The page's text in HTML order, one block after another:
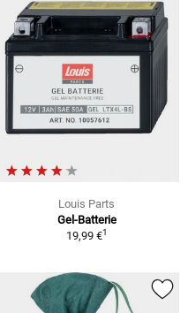
Louis Parts
Gel-Batterie
19,99 €1